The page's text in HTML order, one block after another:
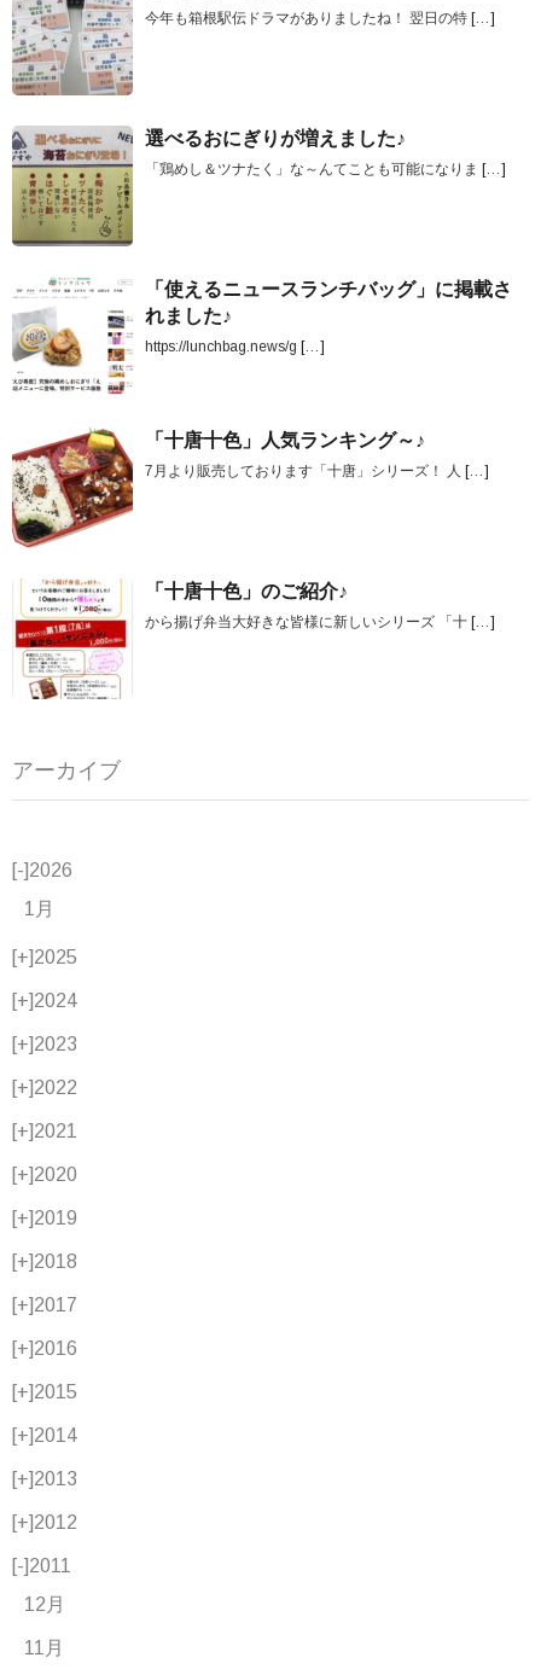
今年も箱根駅伝ドラマがありましたね！ 翌日の特 […]
選べるおにぎりが増えました♪
「鶏めし＆ツナたく」な～んてことも可能になりま […]
「使えるニュースランチバッグ」に掲載さ
れました♪
https://lunchbag.news/g […]
「十唐十色」人気ランキング～♪
7月より販売しております「十唐」シリーズ！ 人 […]
「十唐十色」のご紹介♪
から揚げ弁当大好きな皆様に新しいシリーズ 「十 […]
アーカイブ
[-]2026
1月
[+]2025
[+]2024
[+]2023
[+]2022
[+]2021
[+]2020
[+]2019
[+]2018
[+]2017
[+]2016
[+]2015
[+]2014
[+]2013
[+]2012
[-]2011
12月
11月